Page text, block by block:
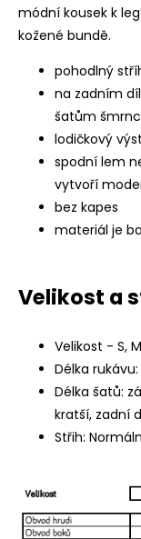
módní kousek k
kožené bundě.
pohodlný
na zadním
šatům
lodičkový
spodní lem
vytvoří
bez kapes
materiál je
Velikost a
Velikost - S,
Délka
Délka šatů:
kratší, zadní
Střih: